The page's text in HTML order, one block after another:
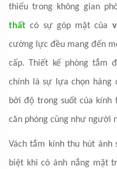
thiếu trong không gian
thấtcó sự góp mặt của
cường lực đều mang đến
cấp. Thiết kế phòng tắm
chính là sự lựa chọn hàng
bởi độ trong suốt của kính
căn phòng cũng như người
Vách tắm kính thu hút
biệt khi có ánh nắng mặt